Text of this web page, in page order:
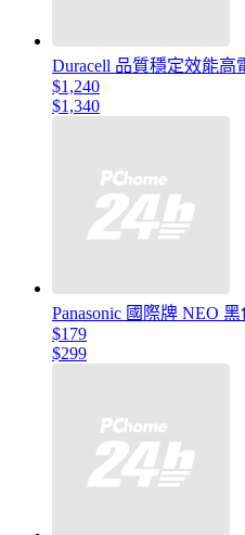
Duracell 品質穩定效能高
$1,240
$1,340
Panasonic 國際牌 NEO
$179
$299